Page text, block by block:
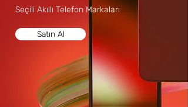
Seçili Akıllı Telefon Markaları
Satın Al